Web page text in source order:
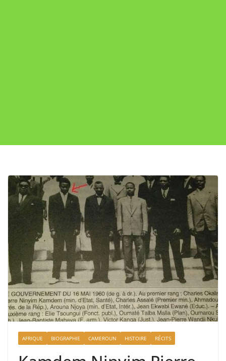
AFRIQUE BIOGRAPHIE CAMEROUN HISTOIRE RÉCITS